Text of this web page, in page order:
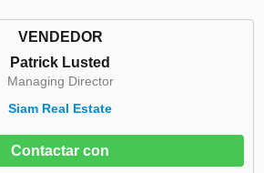
VENDEDOR
Patrick Lusted
Managing Director
Siam Real Estate
Contactar con